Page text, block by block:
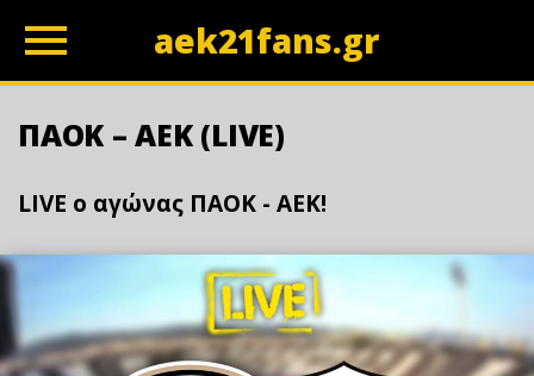
aek21fans.gr
ΠΑΟΚ – ΑΕΚ (LIVE)
LIVE ο αγώνας ΠΑΟΚ - ΑΕΚ!